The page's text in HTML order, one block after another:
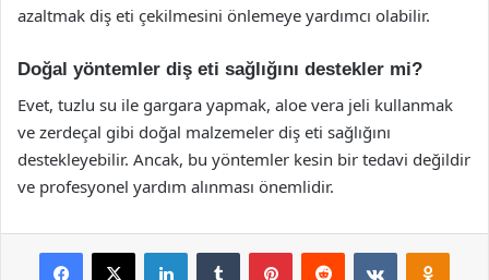
azaltmak diş eti çekilmesini önlemeye yardımcı olabilir.
Doğal yöntemler diş eti sağlığını destekler mi?
Evet, tuzlu su ile gargara yapmak, aloe vera jeli kullanmak
ve zerdeçal gibi doğal malzemeler diş eti sağlığını
destekleyebilir. Ancak, bu yöntemler kesin bir tedavi değildir
ve profesyonel yardım alınması önemlidir.
Facebook
X LinkedInTumblr PinterestReddit VKontakte